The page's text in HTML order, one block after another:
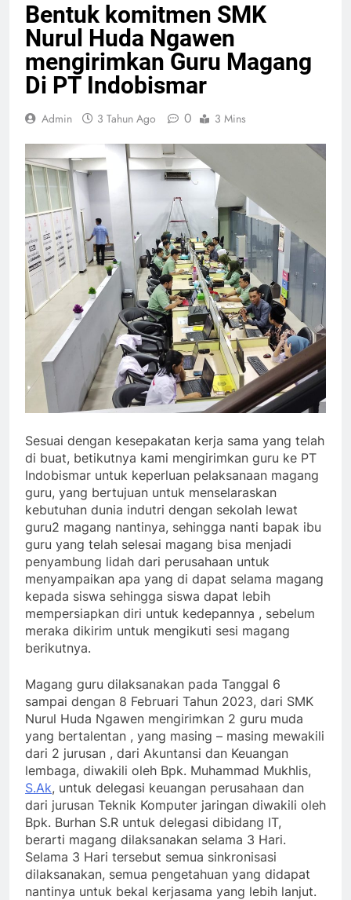
Bentuk komitmen SMK
Nurul Huda Ngawen
mengirimkan Guru Magang
Di PT Indobismar
Admin 3 Tahun Ago 0 3 Mins
Sesuai dengan kesepakatan kerja sama yang telah
di buat, betikutnya kami mengirimkan guru ke PT
Indobismar untuk keperluan pelaksanaan magang
guru, yang bertujuan untuk menselaraskan
kebutuhan dunia indutri dengan sekolah lewat
guru2 magang nantinya, sehingga nanti bapak ibu
guru yang telah selesai magang bisa menjadi
penyambung lidah dari perusahaan untuk
menyampaikan apa yang di dapat selama magang
kepada siswa sehingga siswa dapat lebih
mempersiapkan diri untuk kedepannya , sebelum
meraka dikirim untuk mengikuti sesi magang
berikutnya.
Magang guru dilaksanakan pada Tanggal 6
sampai dengan 8 Februari Tahun 2023, dari SMK
Nurul Huda Ngawen mengirimkan 2 guru muda
yang bertalentan , yang masing – masing mewakili
dari 2 jurusan , dari Akuntansi dan Keuangan
lembaga, diwakili oleh Bpk. Muhammad Mukhlis,
S.Ak, untuk delegasi keuangan perusahaan dan
dari jurusan Teknik Komputer jaringan diwakili oleh
Bpk. Burhan S.R untuk delegasi dibidang IT,
berarti magang dilaksanakan selama 3 Hari.
Selama 3 Hari tersebut semua sinkronisasi
dilaksanakan, semua pengetahuan yang didapat
nantinya untuk bekal kerjasama yang lebih lanjut.